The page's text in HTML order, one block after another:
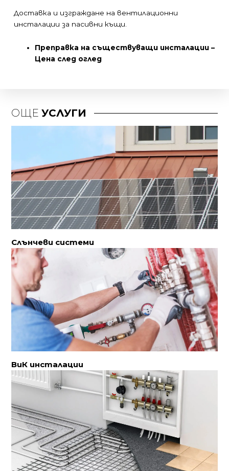
Доставка и изграждане на вентилационни
инсталации за пасивни къщи.
Преправка на съществуващи инсталации –
Цена след оглед
ОЩЕУСЛУГИ
Слънчеви системи
ВиК инсталации